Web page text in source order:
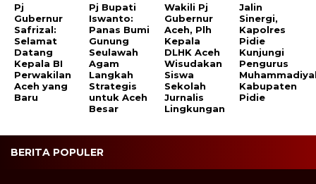
Pj
Gubernur
Safrizal:
Selamat
Datang
Kepala BI
Perwakilan
Aceh yang
Baru
Pj Bupati
Iswanto:
Panas Bumi
Gunung
Seulawah
Agam
Langkah
Strategis
untuk Aceh
Besar
Wakili Pj
Gubernur
Aceh, Plh
Kepala
DLHK Aceh
Wisudakan
Siswa
Sekolah
Jurnalis
Lingkungan
Jalin
Sinergi,
Kapolres
Pidie
Kunjungi
Pengurus
Kabupaten
Pidie
BERITA POPULER